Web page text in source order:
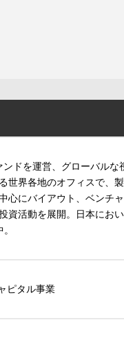
ドを運営、グローバルな
世界各地のオフィスで、
心にバイアウト、ベンチ
資活動を展開。日本にお
ピタル事業